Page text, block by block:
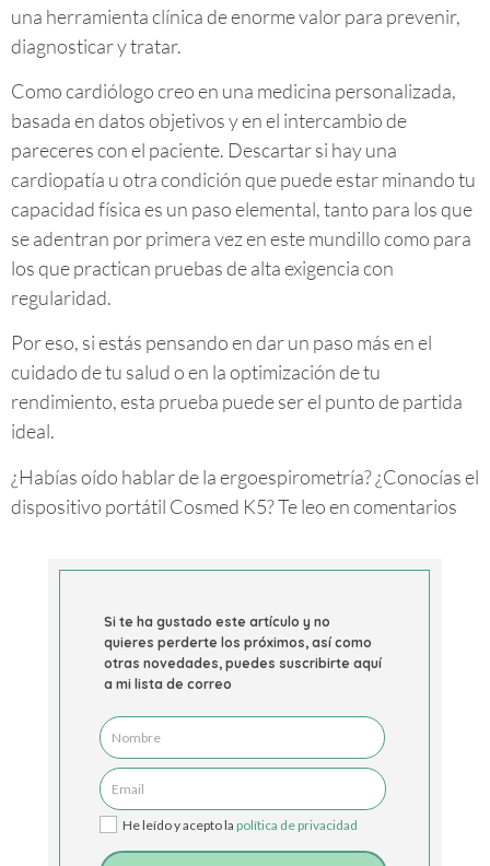
una herramienta clínica de enorme valor para prevenir,
diagnosticar y tratar.
Como cardiólogo creo en una medicina personalizada,
basada en datos objetivos y en el intercambio de
pareceres con el paciente. Descartar si hay una
cardiopatía u otra condición que puede estar minando tu
capacidad física es un paso elemental, tanto para los que
se adentran por primera vez en este mundillo como para
los que practican pruebas de alta exigencia con
regularidad.
Por eso, si estás pensando en dar un paso más en el
cuidado de tu salud o en la optimización de tu
rendimiento, esta prueba puede ser el punto de partida
ideal.
¿Habías oído hablar de la ergoespirometría? ¿Conocías el
dispositivo portátil Cosmed K5? Te leo en comentarios
Si te ha gustado este artículo y no
quieres perderte los próximos, así como
otras novedades, puedes suscribirte aquí
a mi lista de correo
He leído y acepto la política de privacidad